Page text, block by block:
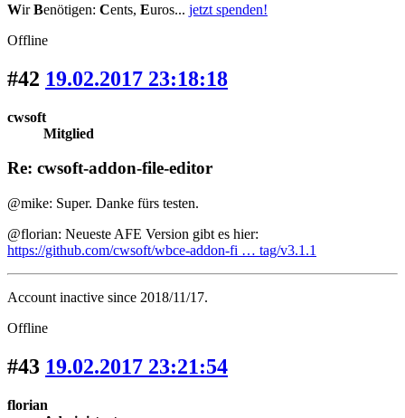
WirBenötigen: Cents, Euros... jetzt spenden!
Offline
#42 19.02.2017 23:18:18
cwsoft
Mitglied
Re: cwsoft-addon-file-editor
@mike: Super. Danke fürs testen.
@florian: Neueste AFE Version gibt es hier:
https://github.com/cwsoft/wbce-addon-fi … tag/v3.1.1
Account inactive since 2018/11/17.
Offline
#43 19.02.2017 23:21:54
florian